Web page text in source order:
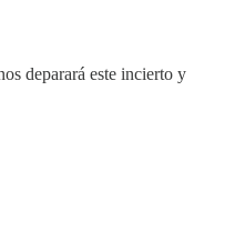
deparará este incierto y